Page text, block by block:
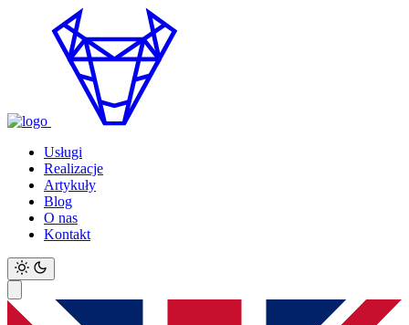
Usługi
Realizacje
Artykuły
Blog
O nas
Kontakt